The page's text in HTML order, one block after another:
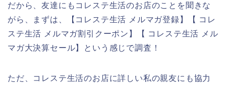
だから、友達にもコレステ生活のお店のことを聞きな
がら、まずは、【コレステ生活 メルマガ登録】【 コレ
ステ生活 メルマガ割引クーポン】【 コレステ生活 メル
マガ大決算セール】という感じで調査！
ただ、コレステ生活のお店に詳しい私の親友にも協力